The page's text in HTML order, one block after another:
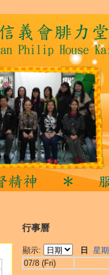
行事曆
顯示: 日 星期
07/8 (Fri)